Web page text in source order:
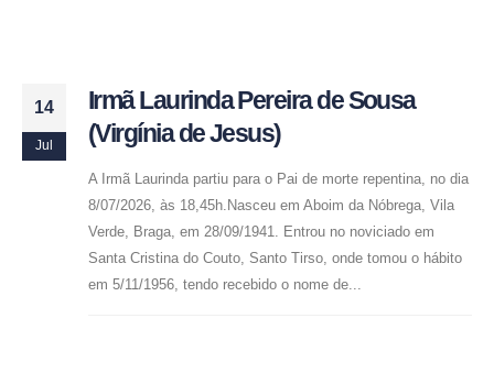
14
Jul
Irmã Laurinda Pereira de Sousa
(Virgínia de Jesus)
A Irmã Laurinda partiu para o Pai de morte repentina, no dia
8/07/2026, às 18,45h.Nasceu em Aboim da Nóbrega, Vila
Verde, Braga, em 28/09/1941. Entrou no noviciado em
Santa Cristina do Couto, Santo Tirso, onde tomou o hábito
em 5/11/1956, tendo recebido o nome de...